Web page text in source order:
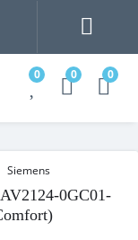
0 0 0
Siemens
0GC01-